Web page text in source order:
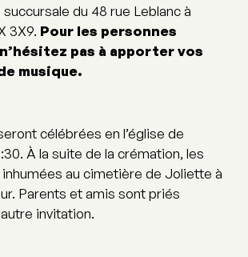
succursale du 48 rue Leblanc à
3X9. Pour les personnes
pas à apporter vos
musique.
célébrées en l’église de
À la suite de la crémation, les
au cimetière de Joliette à
Parents et amis sont priés
invitation.